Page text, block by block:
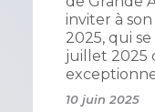
inviter à
2025, qui
juillet 2025
10 juin 2025